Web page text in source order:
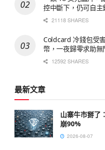
控中斷下，仍可自主
21118 SHARES
Coldcard 冷錢包受
幣，一夜歸零求助無
12592 SHARES
最新文章
山寨牛市掰了
崩90%
2026-08-07